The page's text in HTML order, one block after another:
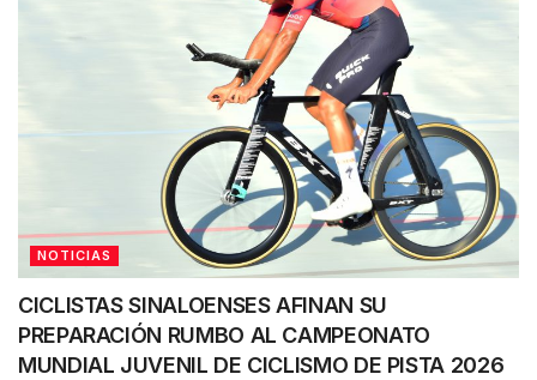
NOTICIAS
CICLISTAS SINALOENSES AFINAN SU
PREPARACIÓN RUMBO AL CAMPEONATO
MUNDIAL JUVENIL DE CICLISMO DE PISTA 2026